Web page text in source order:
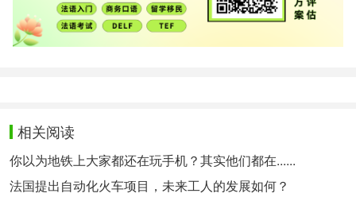
相关阅读
你以为地铁上大家都还在玩手机？其实他们都在......
法国提出自动化火车项目，未来工人的发展如何？